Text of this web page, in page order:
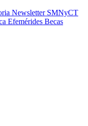
Newsletter SMNyCT
Efemérides Becas